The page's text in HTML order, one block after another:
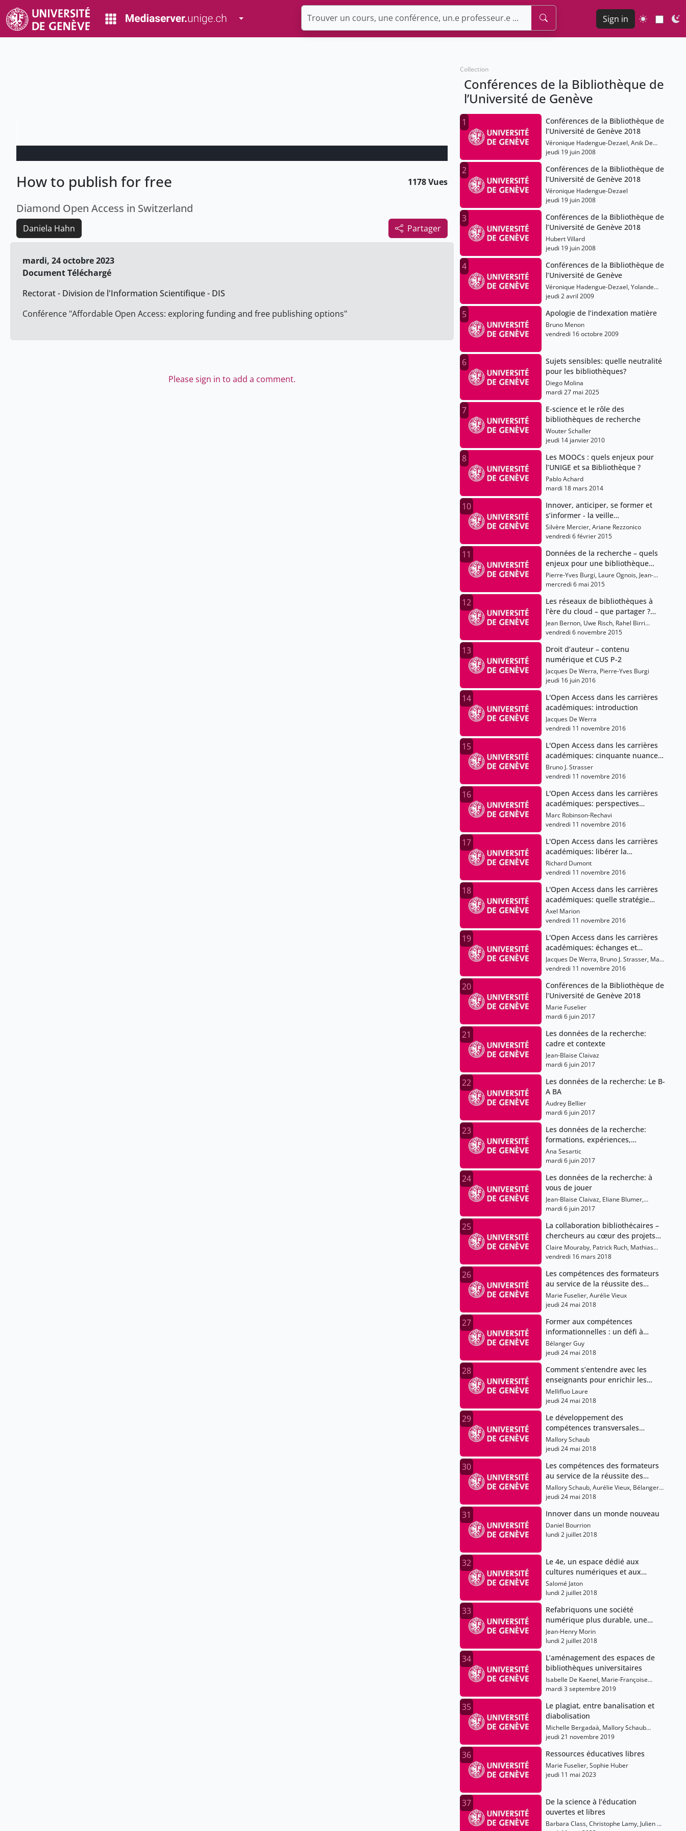
Toggle Dropdown Sign in
How to publish for free 1178 Vues
Diamond Open Access in Switzerland
Partager
Daniela Hahn
mardi, 24 octobre 2023
Document Téléchargé
Rectorat - Division de l'Information Scientifique - DIS
Conférence "Affordable Open Access: exploring funding and free publishing options"
Please sign in to add a comment.
Collection
Conférences de la Bibliothèque de
l’Université de Genève
1
Conférences de la Bibliothèque de
l’Université de Genève 2018
Véronique Hadengue-Dezael, Anik De
Ribaupierre
jeudi 19 juin 2008
2
Conférences de la Bibliothèque de
l’Université de Genève 2018
Véronique Hadengue-Dezael
jeudi 19 juin 2008
3
Conférences de la Bibliothèque de
l’Université de Genève 2018
Hubert Villard
jeudi 19 juin 2008
4
Conférences de la Bibliothèque de
l’Université de Genève
Véronique Hadengue-Dezael, Yolande
Estermann, Jean-Philippe Accart
jeudi 2 avril 2009
5 Apologie de l’indexation matière
Bruno Menon
vendredi 16 octobre 2009
6
Sujets sensibles: quelle neutralité
pour les bibliothèques?
Diego Molina
mardi 27 mai 2025
7
E-science et le rôle des
bibliothèques de recherche
Wouter Schaller
jeudi 14 janvier 2010
8
Les MOOCs : quels enjeux pour
l’UNIGE et sa Bibliothèque ?
Pablo Achard
mardi 18 mars 2014
10
Innover, anticiper, se former et
s’informer - la veille
professionnelle aujourd’hui
Silvère Mercier, Ariane Rezzonico
vendredi 6 février 2015
11
Données de la recherche – quels
enjeux pour une bibliothèque
universitaire ?
Pierre-Yves Burgi, Laure Ognois, Jean-
Blaise Claivaz, Eliane Blumer
mercredi 6 mai 2015
12
Les réseaux de bibliothèques à
l’ère du cloud – que partager ?
comment travailler ?
Jean Bernon, Uwe Risch, Rahel Birri
Blezon
vendredi 6 novembre 2015
13
Droit d’auteur – contenu
numérique et CUS P-2
Jacques De Werra, Pierre-Yves Burgi
jeudi 16 juin 2016
14
L'Open Access dans les carrières
académiques: introduction
Jacques De Werra
vendredi 11 novembre 2016
15
L'Open Access dans les carrières
académiques: cinquante nuances
d'Open
Bruno J. Strasser
vendredi 11 novembre 2016
16
L'Open Access dans les carrières
académiques: perspectives
pratiques et morales du
chercheur sur l'Open Access
Marc Robinson-Rechavi
vendredi 11 novembre 2016
17
L'Open Access dans les carrières
académiques: libérer la
connaissance: survol de quelques
initiatives de l'UdeM
Richard Dumont
vendredi 11 novembre 2016
18
L'Open Access dans les carrières
académiques: quelle stratégie
Open Access pour la Suisse?
Axel Marion
vendredi 11 novembre 2016
19
L'Open Access dans les carrières
académiques: échanges et
discussion
Jacques De Werra, Bruno J. Strasser, Marc
Robinson-Rechavi, Richard Dumont, Axel
vendredi 11 novembre 2016
20
Conférences de la Bibliothèque de
l’Université de Genève 2018
Marie Fuselier
mardi 6 juin 2017
21
Les données de la recherche:
cadre et contexte
Jean-Blaise Claivaz
mardi 6 juin 2017
22
Les données de la recherche: Le B-
A BA
Audrey Bellier
mardi 6 juin 2017
23
Les données de la recherche:
formations, expériences,
tendances à l'ETH Zurich
Ana Sesartic
mardi 6 juin 2017
24
Les données de la recherche: à
vous de jouer
Jean-Blaise Claivaz, Eliane Blumer,
Audrey Bellier, Ana Sesartic
mardi 6 juin 2017
25
La collaboration bibliothécaires –
chercheurs au cœur des projets
d’humanités numériques
Claire Mouraby, Patrick Ruch, Mathias
Ecoeur
vendredi 16 mars 2018
26
Les compétences des formateurs
au service de la réussite des
étudiant-e-s: introduction
Marie Fuselier, Aurélie Vieux
jeudi 24 mai 2018
27
Former aux compétences
informationnelles : un défi à
relever en équipe !
Bélanger Guy
jeudi 24 mai 2018
28
Comment s’entendre avec les
enseignants pour enrichir les
formations aux compétences
informationnelles ?
Mellifluo Laure
jeudi 24 mai 2018
29
Le développement des
compétences transversales
comme point de jonction entre
facultés et services communs de
Mallory Schaub
jeudi 24 mai 2018
30
Les compétences des formateurs
au service de la réussite des
étudiant-e-s: échanges et
discussion
Mallory Schaub, Aurélie Vieux, Bélanger
Guy, Mellifluo Laure
jeudi 24 mai 2018
31 Innover dans un monde nouveau
Daniel Bourrion
lundi 2 juillet 2018
32
Le 4e, un espace dédié aux
cultures numériques et aux
nouvelles formes de création aux
Bibliothèques Municipales de
Salomé Jaton
lundi 2 juillet 2018
33
Refabriquons une société
numérique plus durable, une
question de responsabilité
numérique.
Jean-Henry Morin
lundi 2 juillet 2018
34
L’aménagement des espaces de
bibliothèques universitaires
Isabelle De Kaenel, Marie-Françoise
Bisbrouck, Alain Hernandez, Jean-Claude
mardi 3 septembre 2019
35
Le plagiat, entre banalisation et
diabolisation
Michelle Bergadaà, Mallory Schaub
Geley, Bétrancourt Mireille
jeudi 21 novembre 2019
36 Ressources éducatives libres
Marie Fuselier, Sophie Huber
jeudi 11 mai 2023
37
De la science à l’éducation
ouvertes et libres
Barbara Class, Christophe Lamy, Julien Da